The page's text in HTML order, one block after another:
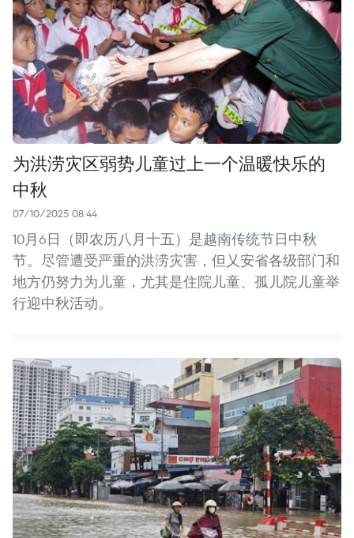
为洪涝灾区弱势儿童过上一个温暖快乐的
中秋
07/10/2025 08:44
10月6日（即农历八月十五）是越南传统节日中秋
节。尽管遭受严重的洪涝灾害，但乂安省各级部门和
地方仍努力为儿童，尤其是住院儿童、孤儿院儿童举
行迎中秋活动。